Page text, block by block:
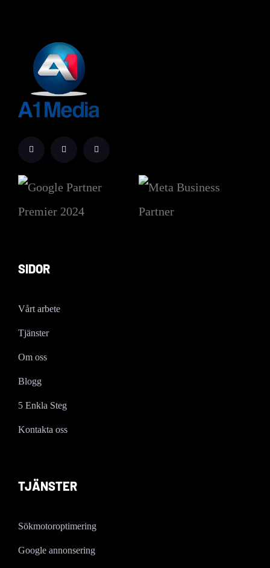
SIDOR
Vårt arbete
Tjänster
Om oss
Blogg
5 Enkla Steg
Kontakta oss
TJÄNSTER
Sökmotoroptimering
Google annonsering